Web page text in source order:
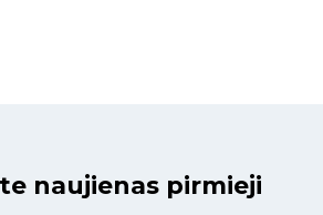
naujienas pirmieji